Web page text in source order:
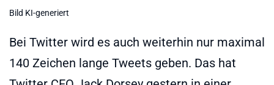
Bild KI-generiert
Bei Twitter wird es auch weiterhin nur maximal
140 Zeichen lange Tweets geben. Das hat